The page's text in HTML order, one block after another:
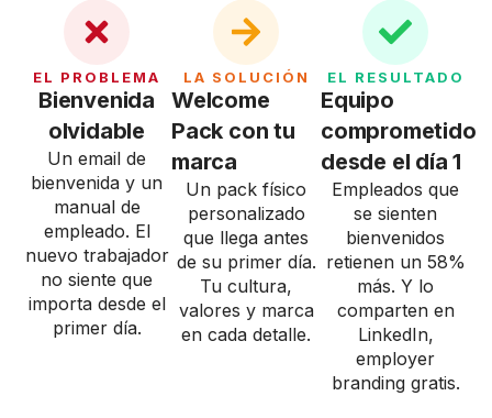
EL PROBLEMA
Bienvenida
olvidable
Un email de
bienvenida y un
manual de
empleado. El
nuevo trabajador
no siente que
importa desde el
primer día.
LA SOLUCIÓN
Welcome
Pack con tu
marca
Un pack físico
personalizado
que llega antes
de su primer día.
Tu cultura,
valores y marca
en cada detalle.
EL RESULTADO
Equipo
comprometido
desde el día 1
Empleados que
se sienten
bienvenidos
retienen un 58%
más. Y lo
comparten en
LinkedIn,
employer
branding gratis.